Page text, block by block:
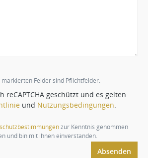
Felder sind Pflichtfelder.
reCAPTCHA geschützt und es gelten
und Nutzungsbedingungen
zur Kenntnis genommen
und bin mit ihnen einverstanden.
Absenden